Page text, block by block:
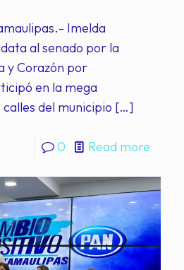
Imelda
al senado por la
y Corazón por
en la mega
del municipio […]
0 Read more